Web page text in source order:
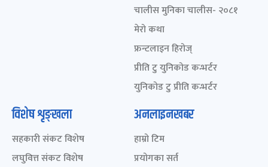
चालीस मुनिका चालीस- २०८१
मेरो कथा
फ्रन्टलाइन हिरोज्
प्रीति टु युनिकोड कन्भर्टर
युनिकोड टु प्रीति कन्भर्टर
विशेष शृङ्खला
सहकारी संकट विशेष
लघुवित्त संकट विशेष
अनलाइनखबर
हाम्रो टिम
प्रयोगका सर्त